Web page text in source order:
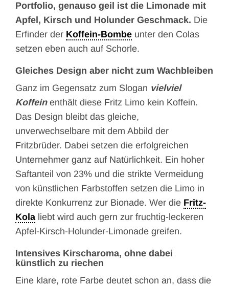
Portfolio, genauso geil ist die Limonade mit
Apfel, Kirsch und Holunder Geschmack. Die
Erfinder der Koffein-Bombe unter den Colas
setzen eben auch auf Schorle.
Gleiches Design aber nicht zum Wachbleiben
Ganz im Gegensatz zum Slogan vielviel
Koffeinenthält diese Fritz Limo kein Koffein.
Das Design bleibt das gleiche,
unverwechselbare mit dem Abbild der
Fritzbrüder. Dabei setzen die erfolgreichen
Unternehmer ganz auf Natürlichkeit. Ein hoher
Saftanteil von 23% und die strikte Vermeidung
von künstlichen Farbstoffen setzen die Limo in
direkte Konkurrenz zur Bionade. Wer die Fritz-
Kolaliebt wird auch gern zur fruchtig-leckeren
Apfel-Kirsch-Holunder-Limonade greifen.
Intensives Kirscharoma, ohne dabei
künstlich zu riechen
Eine klare, rote Farbe deutet schon an, dass die